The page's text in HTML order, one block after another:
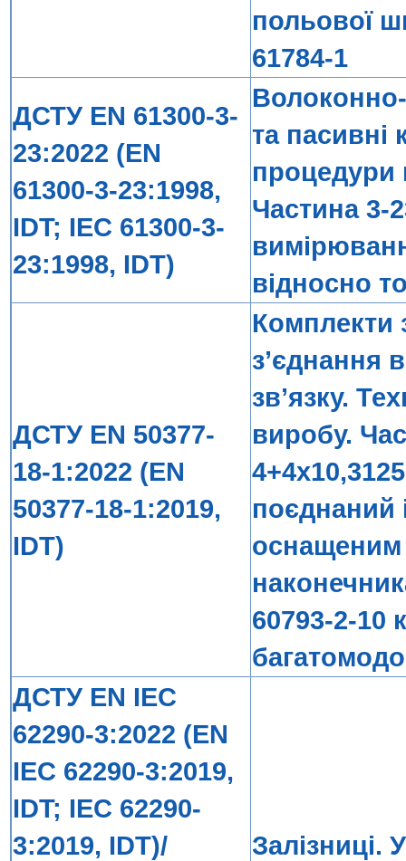
польової
61784-1
ДСТУ EN 61300-3-
23:2022 (EN
61300-3-23:1998,
IDT; IEC 61300-3-
23:1998, IDT)
Волоконно-
та пасивні
процедури
Частина 3-
відносно
ДСТУ EN 50377-
18-1:2022 (EN
50377-18-1:2019,
IDT)
Комплекти
з’єднання
зв’язку.
виробу.
поєднаний
60793-2-10
ДСТУ EN IEC
62290-3:2022 (EN
IEC 62290-3:2019,
IDT; IEC 62290-
3:2019, IDT)/
Залізниці.